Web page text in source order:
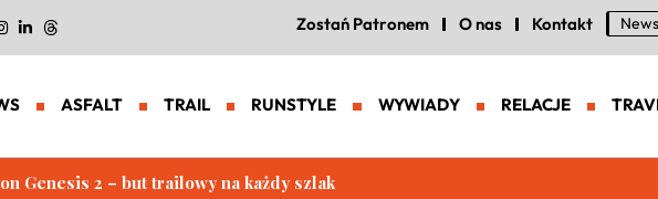
Zostań Patronem O nas Kontakt
ASFALT TRAIL RUNSTYLE WYWIADY RELACJE
Genesis 2 – but trailowy na każdy szlak